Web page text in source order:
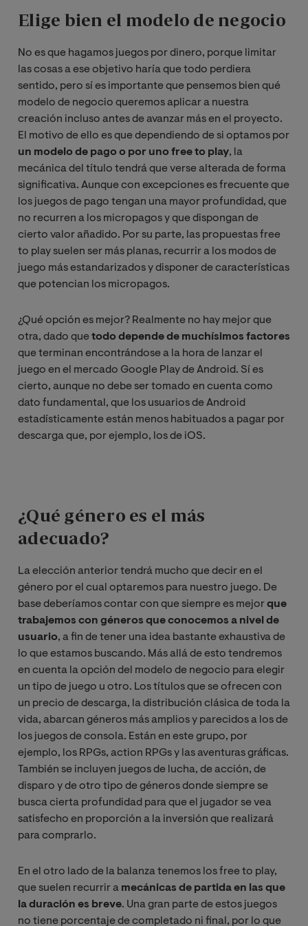
Elige bien el modelo de negocio
No es que hagamos juegos por dinero, porque limitar
las cosas a ese objetivo haría que todo perdiera
sentido, pero sí es importante que pensemos bien qué
modelo de negocio queremos aplicar a nuestra
creación incluso antes de avanzar más en el proyecto.
El motivo de ello es que dependiendo de si optamos por
un modelo de pago o por uno free to play, la
mecánica del título tendrá que verse alterada de forma
significativa. Aunque con excepciones es frecuente que
los juegos de pago tengan una mayor profundidad, que
no recurren a los micropagos y que dispongan de
cierto valor añadido. Por su parte, las propuestas free
to play suelen ser más planas, recurrir a los modos de
juego más estandarizados y disponer de características
que potencian los micropagos.
¿Qué opción es mejor? Realmente no hay mejor que
otra, dado quetodo depende de muchísimos factores
que terminan encontrándose a la hora de lanzar el
juego en el mercado Google Play de Android. Sí es
cierto, aunque no debe ser tomado en cuenta como
dato fundamental, que los usuarios de Android
estadísticamente están menos habituados a pagar por
descarga que, por ejemplo, los de iOS.
¿Qué género es el más
adecuado?
La elección anterior tendrá mucho que decir en el
género por el cual optaremos para nuestro juego. De
base deberíamos contar con que siempre es mejorque
trabajemos con géneros que conocemos a nivel de
usuario, a fin de tener una idea bastante exhaustiva de
lo que estamos buscando. Más allá de esto tendremos
en cuenta la opción del modelo de negocio para elegir
un tipo de juego u otro. Los títulos que se ofrecen con
un precio de descarga, la distribución clásica de toda la
vida, abarcan géneros más amplios y parecidos a los de
los juegos de consola. Están en este grupo, por
ejemplo, los RPGs, action RPGs y las aventuras gráficas.
También se incluyen juegos de lucha, de acción, de
disparo y de otro tipo de géneros donde siempre se
busca cierta profundidad para que el jugador se vea
satisfecho en proporción a la inversión que realizará
para comprarlo.
En el otro lado de la balanza tenemos los free to play,
que suelen recurrir a mecánicas de partida en las que
la duración es breve. Una gran parte de estos juegos
no tiene porcentaje de completado ni final, por lo que